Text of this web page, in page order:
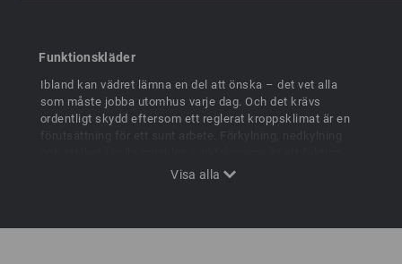
Funktionskläder
Ibland kan vädret lämna en del att önska – det vet alla
som måste jobba utomhus varje dag. Och det krävs
ordentligt skydd eftersom ett reglerat kroppsklimat är en
Professionella arbetskläder är därför också